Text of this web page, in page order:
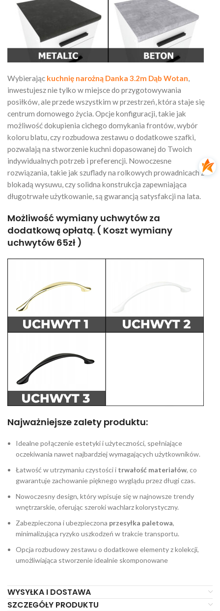
Wybierając kuchnię narożną Danka 3.2m Dąb Wotan
inwestujesz nie tylko w miejsce do przygotowywania
posiłków, ale przede wszystkim w przestrzeń, która staje się
centrum domowego życia. Opcje konfiguracji, takie jak
możliwość dokupienia cichego domykania frontów, wybór
koloru blatu, czy rozbudowa zestawu o dodatkowe szafki,
pozwalają na stworzenie kuchni dopasowanej do Twoich
indywidualnych potrzeb i preferencji. Nowoczesne
rozwiązania, takie jak szuflady na rolkowych prowadnicach z
blokadą wysuwu, czy solidna konstrukcja zapewniająca
długotrwałe użytkowanie, są gwarancją satysfakcji na lata.
Możliwość wymiany uchwytów za
dodatkową opłatą. ( Koszt wymiany
uchwytów 65zł )
Najważniejsze zalety produktu:
Idealne połączenie estetyki i użyteczności, spełniające
oczekiwania nawet najbardziej wymagających użytkowników.
Łatwość w utrzymaniu czystości i trwałość materiałów, co
gwarantuje zachowanie pięknego wyglądu przez długi czas.
Nowoczesny design, który wpisuje się w najnowsze trendy
wnętrzarskie, oferując szeroki wachlarz kolorystyczny.
Zabezpieczona i ubezpieczona przesyłka paletowa,
minimalizująca ryzyko uszkodzeń w trakcie transportu.
Opcja rozbudowy zestawu o dodatkowe elementy z kolekcji,
umożliwiająca stworzenie idealnie skomponowane
WYSYŁKA I DOSTAWA
SZCZEGÓŁY PRODUKTU